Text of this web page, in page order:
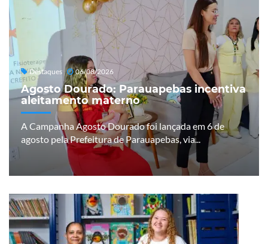
Destaques 06/08/2026
Agosto Dourado: Parauapebas incentiva
aleitamento materno
A Campanha Agosto Dourado foi lançada em 6 de
agosto pela Prefeitura de Parauapebas, via...